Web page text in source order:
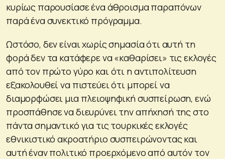
κυρίως παρουσίασε ένα άθροισμα παραπόνων
παρά ένα συνεκτικό πρόγραμμα.
Ωστόσο, δεν είναι χωρίς σημασία ότι αυτή τη
φορά δεν τα κατάφερε να «καθαρίσει» τις εκλογές
από τον πρώτο γύρο και ότι η αντιπολίτευση
εξακολουθεί να πιστεύει ότι μπορεί να
διαμορφώσει μια πλειοψηφική συσπείρωση, ενώ
προσπάθησε να διευρύνει την απήχησή της στο
πάντα σημαντικό για τις τουρκικές εκλογές
εθνικιστικό ακροατήριο συσπειρώνοντας και
αυτή έναν πολιτικό προερχόμενο από αυτόν τον